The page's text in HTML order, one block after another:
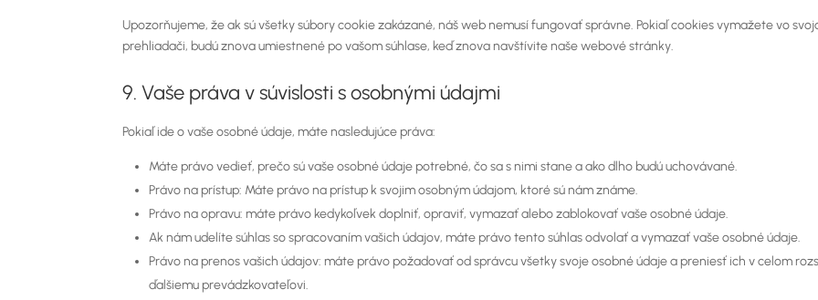
Upozorňujeme, že ak sú všetky súbory cookie zakázané, náš web nemusí fungovať správne. Pokiaľ cookies vymažete vo
prehliadači, budú znova umiestnené po vašom súhlase, keď znova navštívite naše webové stránky.
9. Vaše práva v súvislosti s osobnými údajmi
Pokiaľ ide o vaše osobné údaje, máte nasledujúce práva:
Máte právo vedieť, prečo sú vaše osobné údaje potrebné, čo sa s nimi stane a ako dlho budú uchovávané.
Právo na prístup: Máte právo na prístup k svojim osobným údajom, ktoré sú nám známe.
Právo na opravu: máte právo kedykoľvek doplniť, opraviť, vymazať alebo zablokovať vaše osobné údaje.
Ak nám udelíte súhlas so spracovaním vašich údajov, máte právo tento súhlas odvolať a vymazať vaše osobné údaje.
Právo na prenos vašich údajov: máte právo požadovať od správcu všetky svoje osobné údaje a preniesť ich v celom
ďalšiemu prevádzkovateľovi.